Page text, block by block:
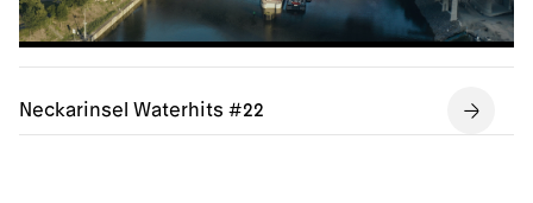
Neckarinsel Waterhits #22